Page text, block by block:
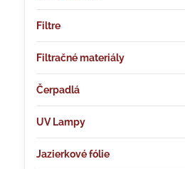
Filtre
Filtračné materiály
Čerpadlá
UV Lampy
Jazierkové fólie